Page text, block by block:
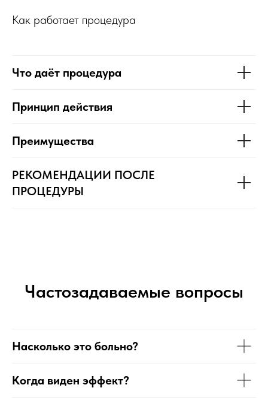
Как работает процедура
Что даёт процедура
Принцип действия
Преимущества
РЕКОМЕНДАЦИИ ПОСЛЕ
ПРОЦЕДУРЫ
Частозадаваемые вопросы
Насколько это больно?
Когда виден эффект?